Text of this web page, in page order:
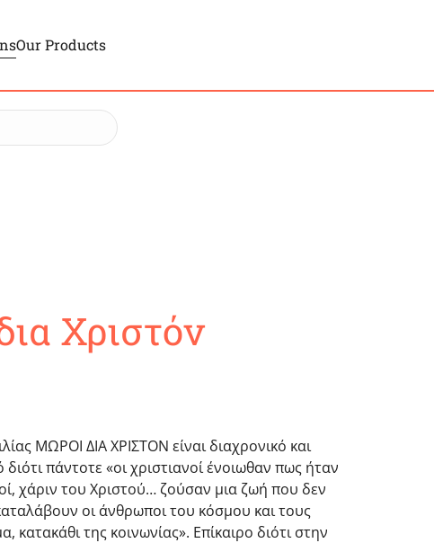
Our Products
Χριστόν
ΜΩΡΟΙ ΔΙΑ ΧΡΙΣΤΟΝ είναι διαχρονικό και
διότι πάντοτε «οι χριστιανοί ένοιωθαν πως ήταν
χάριν του Χριστού… ζούσαν μια ζωή που δεν
οι άνθρωποι του κόσμου και τους
κατακάθι της κοινωνίας». Επίκαιρο διότι στην